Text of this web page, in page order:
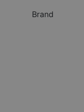
Brand